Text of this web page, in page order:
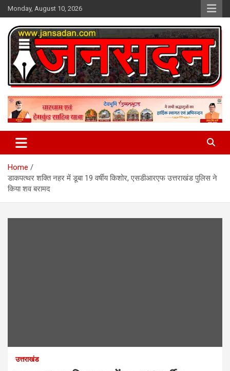
Skip
to
content
Monday, August 10, 2026
Jan Sadan
Home
डाकपत्थर शक्ति नहर में डूबा 19 वर्षीय किशोर, एसडीआरएफ उत्तराखंड पुलिस ने
किया शव बरामद
उत्तराखंड